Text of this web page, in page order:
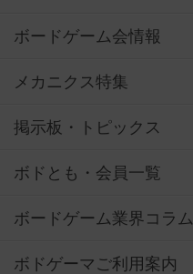
ボードゲーム会情報
メカニクス特集
掲示板・トピックス
ボドとも・会員一覧
ボードゲーム業界コラム
ボドゲーマご利用案内